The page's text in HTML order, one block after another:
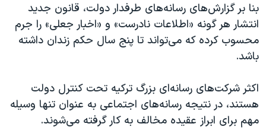
بنا بر گزارش‌های رسانه‌های طرفدار دولت، قانون جدید
انتشار هر گونه «اطلاعات نادرست» و «اخبار جعلی» را جرم
محسوب کرده که می‌تواند تا پنج سال حکم زندان داشته
باشد.
اکثر شرکت‌های رسانه‌ای بزرگ ترکیه تحت کنترل دولت
هستند، در نتیجه رسانه‌های اجتماعی به عنوان تنها وسیله‌
مهم برای ابراز عقیده مخالف به کار گرفته می‌شوند.